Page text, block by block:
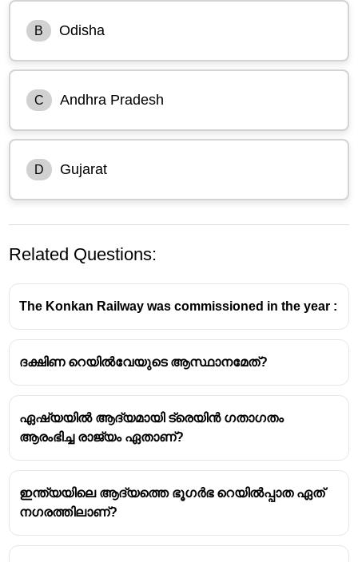
B Odisha
C Andhra Pradesh
D Gujarat
Related Questions:
The Konkan Railway was commissioned in the year :
ദക്ഷിണ റെയിൽവേയുടെ ആസ്ഥാനമേത്?
ഏഷ്യയിൽ ആദ്യമായി ട്രെയിൻ ഗതാഗതം
ആരംഭിച്ച രാജ്യം ഏതാണ്?
ഇന്ത്യയിലെ ആദ്യത്തെ ഭൂഗർഭ റെയിൽപ്പാത ഏത്
നഗരത്തിലാണ്?